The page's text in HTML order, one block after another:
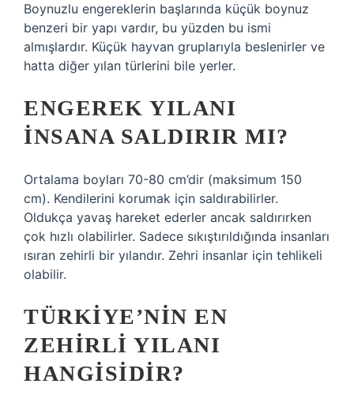
Boynuzlu engereklerin başlarında küçük boynuz
benzeri bir yapı vardır, bu yüzden bu ismi
almışlardır. Küçük hayvan gruplarıyla beslenirler ve
hatta diğer yılan türlerini bile yerler.
ENGEREK YILANI
INSANA SALDIRIR MI?
Ortalama boyları 70-80 cm’dir (maksimum 150
cm). Kendilerini korumak için saldırabilirler.
Oldukça yavaş hareket ederler ancak saldırırken
çok hızlı olabilirler. Sadece sıkıştırıldığında insanları
ısıran zehirli bir yılandır. Zehri insanlar için tehlikeli
olabilir.
TÜRKIYE’NIN EN
ZEHIRLI YILANI
HANGISIDIR?